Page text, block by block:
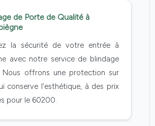
de Porte de Qualité à
la sécurité de votre entrée à
avec notre service de blindage
Nous offrons une protection sur
conserve l'esthétique, à des prix
pour le 60200.